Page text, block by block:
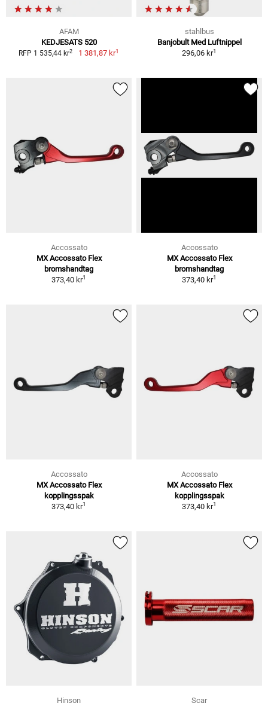
AFAM
KEDJESATS 520
RFP 1 535,44 kr2 1 381,87 kr1
stahlbus
Banjobult Med Luftnippel
296,06 kr1
Accossato
MX Accossato Flex
bromshandtag
373,40 kr1
Accossato
MX Accossato Flex
bromshandtag
373,40 kr1
Accossato
MX Accossato Flex
kopplingsspak
373,40 kr1
Accossato
MX Accossato Flex
kopplingsspak
373,40 kr1
Hinson
Scar